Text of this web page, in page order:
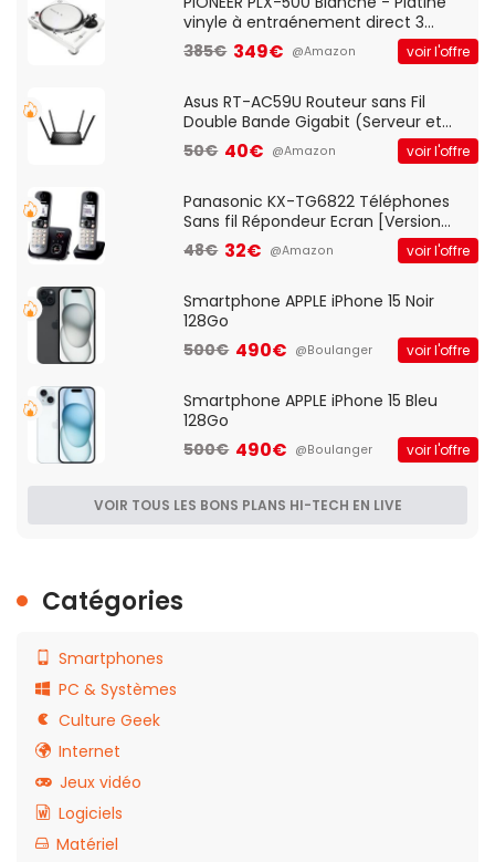
vinyle à entraénement direct 3
vitesses (33-45-78 trs/min) avec
pre-ampli intégré et port USB
385€ 349€ @Amazon voir l'offre
Asus RT-AC59U Routeur sans Fil
Double Bande Gigabit (Serveur et
Client VPN, Triple Vlan, Mode Point
d'accès et Bridge, contrôle Parental,
50€ 40€ @Amazon voir l'offre
Panasonic KX-TG6822 Téléphones
Sans fil Répondeur Ecran [Version
Française]
48€ 32€ @Amazon voir l'offre
Smartphone APPLE iPhone 15 Noir
128Go
500€ 490€ @Boulanger voir l'offre
Smartphone APPLE iPhone 15 Bleu
128Go
500€ 490€ @Boulanger voir l'offre
VOIR TOUS LES BONS PLANS HI-TECH EN LIVE
Catégories
Smartphones
PC & Systèmes
Culture Geek
Internet
Jeux vidéo
Logiciels
Matériel